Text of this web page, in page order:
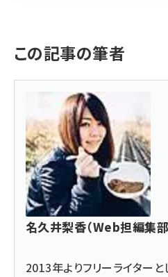
この記事の筆者
名久井梨香（Web担編集部
2013年よりフリーライター